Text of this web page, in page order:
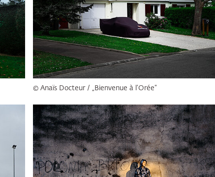
© Anaïs Docteur / „Bienvenue à l’Orée“